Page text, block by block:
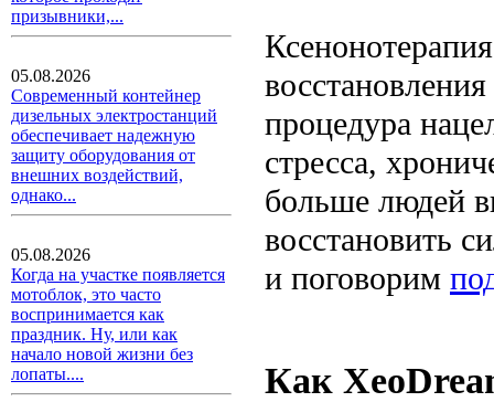
призывники,...
05.08.2026
Современный контейнер
дизельных электростанций
обеспечивает надежную
защиту оборудования от
внешних воздействий,
однако...
05.08.2026
Когда на участке появляется
мотоблок, это часто
воспринимается как
праздник. Ну, или как
начало новой жизни без
лопаты....
процедура
стресса,
больше людей
восстановить
и поговорим
Как